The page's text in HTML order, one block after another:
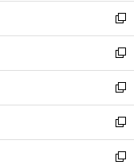
で
開
く
ド
ウ
で
開
く
ウ
ィ
ン
ド
ウ
で
開
く
し
い
ウ
ィ
ン
ド
ウ
で
開
く
新
し
い
ウ
ィ
ン
ド
ウ
で
新
し
い
ウ
ィ
ン
ド
新
し
い
ウ
ィ
新
し
い
新